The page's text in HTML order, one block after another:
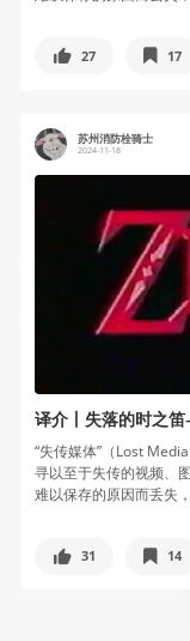
27 17
苏州消防栓骑士
2024-11-18
译介丨失落的时之
“失传媒体”（Lost
寻以至于失传的视频、
难以保存的原因而丢失
31 14